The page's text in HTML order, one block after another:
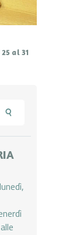
al 31
lunedì,